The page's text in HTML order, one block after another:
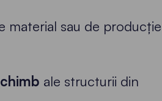
material sau de producție
ale structurii din